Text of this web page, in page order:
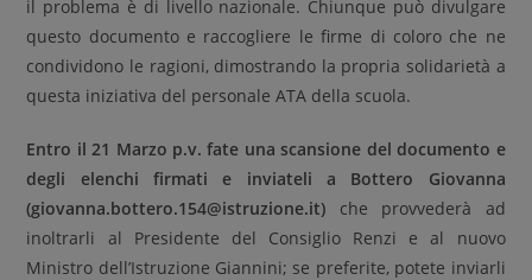
il problema è di livello nazionale. Chiunque può divulgare
questo documento e raccogliere le firme di coloro che ne
condividono le ragioni, dimostrando la propria solidarietà a
questa iniziativa del personale ATA della scuola.
Entro il 21 Marzo p.v. fate una scansione del documento e
degli elenchi firmati e inviateli a Bottero Giovanna
(giovanna.bottero.154@istruzione.it) che provvederà ad
inoltrarli al Presidente del Consiglio Renzi e al nuovo
Ministro dell’Istruzione Giannini; se preferite, potete inviarli